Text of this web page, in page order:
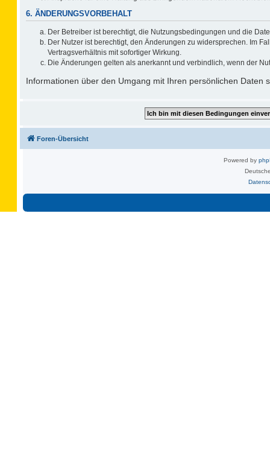
6. ÄNDERUNGSVORBEHALT
Der Betreiber ist berechtigt, die Nutzungsbedingungen und die
Der Nutzer ist berechtigt, den Änderungen zu widersprechen. Im
Vertragsverhältnis mit sofortiger Wirkung.
Die Änderungen gelten als anerkannt und verbindlich, wenn der
Informationen über den Umgang mit Ihren persönlichen Daten
Foren-Übersicht
Powered by